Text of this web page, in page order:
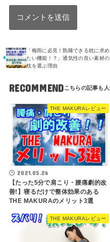
「梅雨に必見！熟睡できる枕に求め
たい機能！？」通気性の良い素材の
枕を選ぶ理由
RECOMMEND
THE MAKURAレビュー
2021.05.26
【たった5分で肩こり・腰痛劇的改
善!】寝るだけで整体効果のある
THE MAKURAのメリット3選
THE MAKURAレビュー